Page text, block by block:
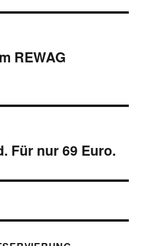
REWAG
Für nur 69 Euro.